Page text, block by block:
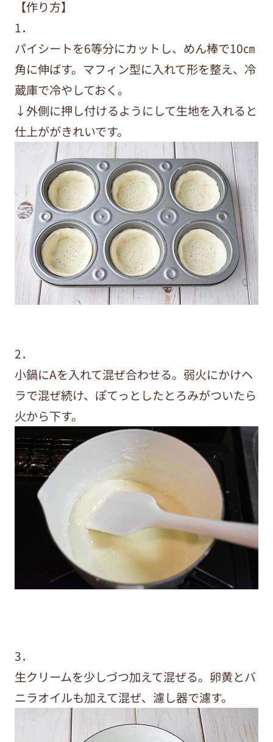
【作り方】
1．
パイシートを6等分にカットし、めん棒で10㎝
角に伸ばす。マフィン型に入れて形を整え、冷
蔵庫で冷やしておく。
↓外側に押し付けるようにして生地を入れると
仕上ががきれいです。
2．
小鍋にAを入れて混ぜ合わせる。弱火にかけヘ
ラで混ぜ続け、ぽてっとしたとろみがついたら
火から下す。
3．
生クリームを少しづつ加えて混ぜる。卵黄とバ
ニラオイルも加えて混ぜ、濾し器で濾す。